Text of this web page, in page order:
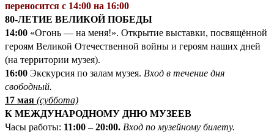
переносится с 14:00 на 16:00
80-ЛЕТИЕ ВЕЛИКОЙ ПОБЕДЫ
14:00 «Огонь — на меня!». Открытие выставки, посвящённой
героям Великой Отечественной войны и героям наших дней
(на территории музея).
16:00 Экскурсия по залам музея. Вход в течение дня
свободный.
17 мая (суббота)
К МЕЖДУНАРОДНОМУ ДНЮ МУЗЕЕВ
Часы работы: 11:00 – 20:00. Вход по музейному билету.